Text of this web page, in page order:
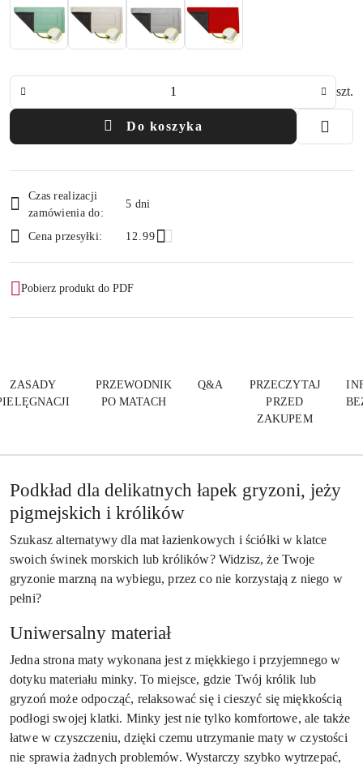
szt.
Do koszyka
i
dostawa
Czas realizacji
zamówienia do:
5 dni
Cena przesyłki: 12.99
Pobierz produkt do PDF
ZASADY
PRZEWODNIK
PO MATACH
Q&A
PRZECZYTAJ
PRZED
ZAKUPEM
Podkład dla delikatnych łapek gryzoni, jeży
pigmejskich i królików
Szukasz alternatywy dla mat łazienkowych i ściółki w klatce
swoich świnek morskich lub królików? Widzisz, że Twoje
gryzonie marzną na wybiegu, przez co nie korzystają z niego w
pełni?
Uniwersalny materiał
Jedna strona maty wykonana jest z miękkiego i przyjemnego w
dotyku materiału minky. To miejsce, gdzie Twój królik lub
gryzoń może odpocząć, relaksować się i cieszyć się miękkością
podłogi swojej klatki. Minky jest nie tylko komfortowe, ale także
łatwe w czyszczeniu, dzięki czemu utrzymanie maty w czystości
nie sprawia żadnych problemów. Wystarczy szybko wytrzepać,